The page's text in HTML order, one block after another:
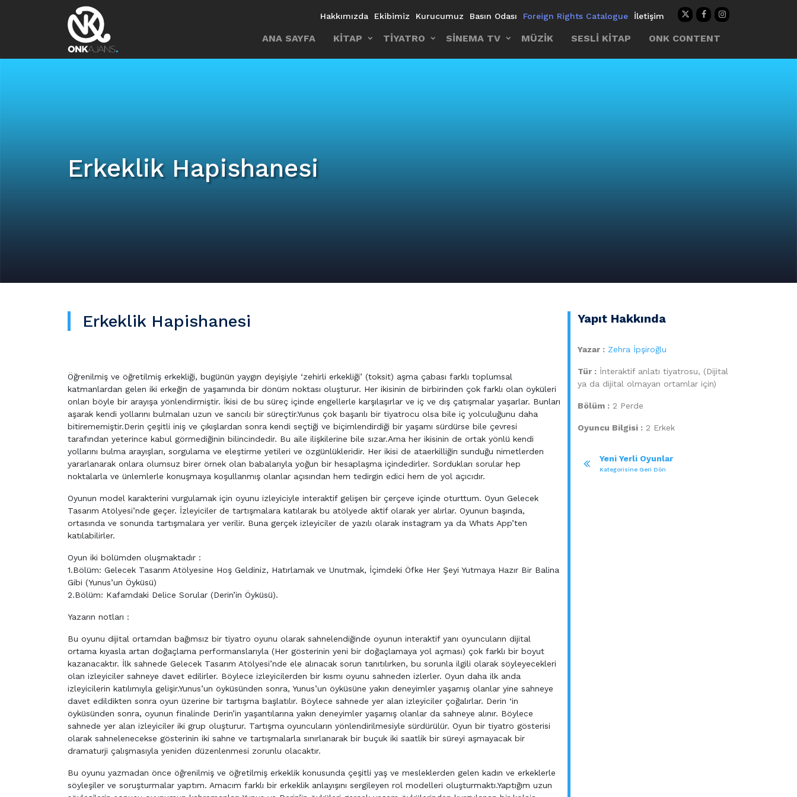
Hakkımızda Ekibimiz Kurucumuz Basın Odası Foreign Rights Catalogue İletişim
ANA SAYFA KİTAP TİYATRO SİNEMA TV MÜZİK SESLİ KİTAP ONK CONTENT
Erkeklik Hapishanesi
Erkeklik Hapishanesi
Öğrenilmiş ve öğretilmiş erkekliği, bugünün yaygın deyişiyle ‘zehirli erkekliği’ (toksit) aşma çabası farklı toplumsal
katmanlardan gelen iki erkeğin de yaşamında bir dönüm noktası oluşturur. Her ikisinin de birbirinden çok farklı olan öyküleri
onları böyle bir arayışa yönlendirmiştir. İkisi de bu süreç içinde engellerle karşılaşırlar ve iç ve dış çatışmalar yaşarlar. Bunları
aşarak kendi yollarını bulmaları uzun ve sancılı bir süreçtir.Yunus çok başarılı bir tiyatrocu olsa bile iç yolculuğunu daha
bitirememiştir.Derin çeşitli iniş ve çıkışlardan sonra kendi seçtiği ve biçimlendirdiği bir yaşamı sürdürse bile çevresi
tarafından yeterince kabul görmediğinin bilincindedir. Bu aile ilişkilerine bile sızar.Ama her ikisinin de ortak yönlü kendi
yollarını bulma arayışları, sorgulama ve eleştirme yetileri ve özgünlükleridir. Her ikisi de ataerkilliğin sunduğu nimetlerden
yararlanarak onlara olumsuz birer örnek olan babalarıyla yoğun bir hesaplaşma içindedirler. Sordukları sorular hep
noktalarla ve ünlemlerle konuşmaya koşullanmış olanlar açısından hem tedirgin edici hem de yol açıcıdır.
Oyunun model karakterini vurgulamak için oyunu izleyiciyle interaktif gelişen bir çerçeve içinde oturttum. Oyun Gelecek
Tasarım Atölyesi’nde geçer. İzleyiciler de tartışmalara katılarak bu atölyede aktif olarak yer alırlar. Oyunun başında,
ortasında ve sonunda tartışmalara yer verilir. Buna gerçek izleyiciler de yazılı olarak instagram ya da Whats App’ten
katılabilirler.
Oyun iki bölümden oluşmaktadır :
1.Bölüm: Gelecek Tasarım Atölyesine Hoş Geldiniz, Hatırlamak ve Unutmak, İçimdeki Öfke Her Şeyi Yutmaya Hazır Bir Balina
Gibi (Yunus’un Öyküsü)
2.Bölüm: Kafamdaki Delice Sorular (Derin’in Öyküsü).
Yazarın notları :
Bu oyunu dijital ortamdan bağımsız bir tiyatro oyunu olarak sahnelendiğinde oyunun interaktif yanı oyuncuların dijital
ortama kıyasla artan doğaçlama performanslarıyla (Her gösterinin yeni bir doğaçlamaya yol açması) çok farklı bir boyut
kazanacaktır. İlk sahnede Gelecek Tasarım Atölyesi’nde ele alınacak sorun tanıtılırken, bu sorunla ilgili olarak söyleyecekleri
olan izleyiciler sahneye davet edilirler. Böylece izleyicilerden bir kısmı oyunu sahneden izlerler. Oyun daha ilk anda
izleyicilerin katılımıyla gelişir.Yunus’un öyküsünden sonra, Yunus’un öyküsüne yakın deneyimler yaşamış olanlar yine sahneye
davet edildikten sonra oyun üzerine bir tartışma başlatılır. Böylece sahnede yer alan izleyiciler çoğalırlar. Derin ‘in
öyküsünden sonra, oyunun finalinde Derin’in yaşantılarına yakın deneyimler yaşamış olanlar da sahneye alınır. Böylece
sahnede yer alan izleyiciler iki grup oluşturur. Tartışma oyuncuların yönlendirilmesiyle sürdürülür. Oyun bir tiyatro gösterisi
olarak sahnelenecekse gösterinin iki sahne ve tartışmalarla sınırlanarak bir buçuk iki saatlik bir süreyi aşmayacak bir
dramaturji çalışmasıyla yeniden düzenlenmesi zorunlu olacaktır.
Bu oyunu yazmadan önce öğrenilmiş ve öğretilmiş erkeklik konusunda çeşitli yaş ve mesleklerden gelen kadın ve erkeklerle
söyleşiler ve soruşturmalar yaptım. Amacım farklı bir erkeklik anlayışını sergileyen rol modelleri oluşturmaktı.Yaptığım uzun
Yapıt Hakkında
Yazar : Zehra İpşiroğlu
Tür : İnteraktif anlatı tiyatrosu, (Dijital
ya da dijital olmayan ortamlar için)
Bölüm : 2 Perde
Oyuncu Bilgisi : 2 Erkek
Yeni Yerli Oyunlar
Kategorisine Geri Dön